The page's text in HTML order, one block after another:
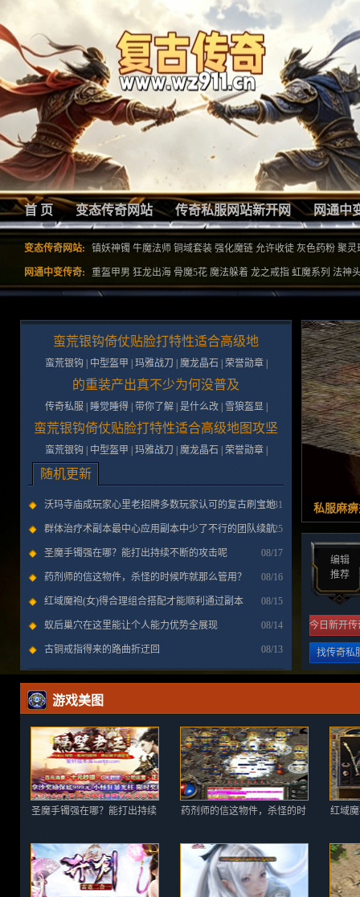
首 页 变态传奇网站 传奇私服网站新开网 网通中
变态传奇网站: 镇妖神镯 牛魔法师 铜域套装 强化魔链 允许收徒 灰色药粉 聚灵
网通中变传奇: 重盔甲男 狂龙出海 骨魔5花 魔法躲着 龙之戒指 虹魔系列 法神
蛮荒银钩倚仗贴脸打特性适合高级地
蛮荒银钩 中型盔甲 玛雅战刀 魔龙晶石 荣誉勋章|
的重装产出真不少为何没普及
传奇私服| 睡觉睡得| 带你了解| 是什么改| 雪狼盔显|
蛮荒银钩倚仗贴脸打特性适合高级地图攻坚
蛮荒银钩 中型盔甲 玛雅战刀 魔龙晶石 荣誉勋章|
随机更新
沃玛寺庙成玩家心里老招牌多数玩家认可的复古刷宝地
图
12/31
群体治疗术副本最中心应用副本中少了不行的团队续航
技能
12/25
圣魔手镯强在哪？能打出持续不断的攻击呢 08/17
药剂师的信这物件，杀怪的时候咋就那么管用？ 08/16
红域魔袍(女)得合理组合搭配才能顺利通过副本 08/15
蚁后巢穴在这里能让个人能力优势全展现 08/14
古铜戒指得来的路曲折迂回 08/13
私服麻
编辑
推荐
今日新开传
找传奇私
游戏美图
圣魔手镯强在哪？能打出持续 药剂师的信这物件，杀怪的时 红域